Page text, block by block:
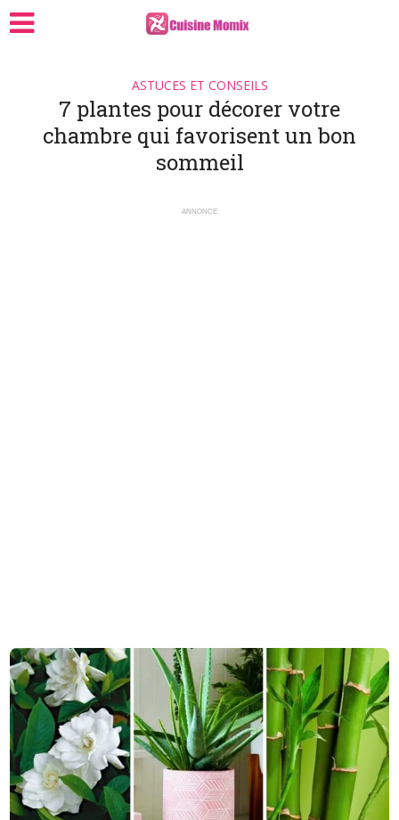
ASTUCES ET CONSEILS
7 plantes pour décorer votre
chambre qui favorisent un bon
sommeil
ANNONCE